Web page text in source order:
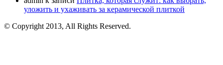
уложить и ухаживать за керамической плиткой
© Copyright 2013, All Rights Reserved.